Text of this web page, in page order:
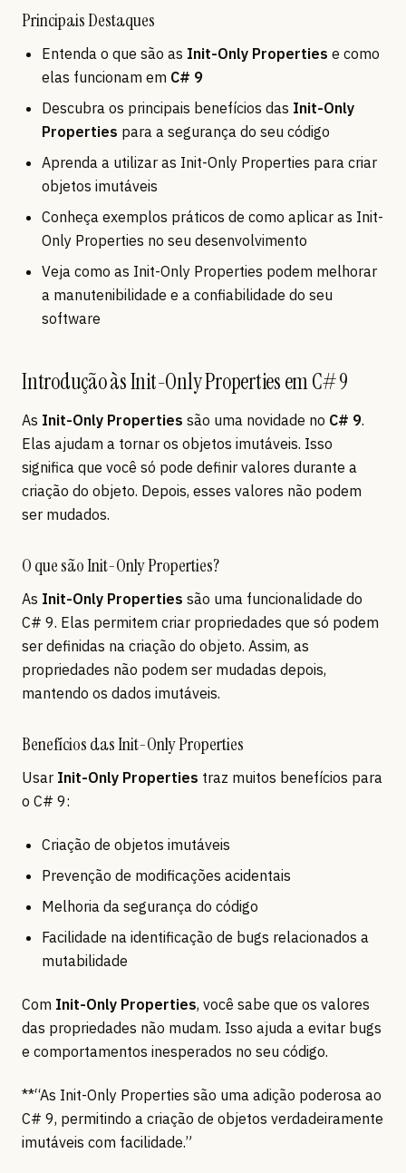
Principais Destaques
Entenda o que são as Init-Only Properties e como
elas funcionam em C# 9
Descubra os principais benefícios das Init-Only
Properties para a segurança do seu código
Aprenda a utilizar as Init-Only Properties para criar
objetos imutáveis
Conheça exemplos práticos de como aplicar as Init-
Only Properties no seu desenvolvimento
Veja como as Init-Only Properties podem melhorar
a manutenibilidade e a confiabilidade do seu
software
Introdução às Init-Only Properties em C# 9
As Init-Only Properties são uma novidade no C# 9.
Elas ajudam a tornar os objetos imutáveis. Isso
significa que você só pode definir valores durante a
criação do objeto. Depois, esses valores não podem
ser mudados.
O que são Init-Only Properties?
As Init-Only Properties são uma funcionalidade do
C# 9. Elas permitem criar propriedades que só podem
ser definidas na criação do objeto. Assim, as
propriedades não podem ser mudadas depois,
mantendo os dados imutáveis.
Benefícios das Init-Only Properties
Usar Init-Only Properties traz muitos benefícios para
o C# 9:
Criação de objetos imutáveis
Prevenção de modificações acidentais
Melhoria da segurança do código
Facilidade na identificação de bugs relacionados a
mutabilidade
Com Init-Only Properties, você sabe que os valores
das propriedades não mudam. Isso ajuda a evitar bugs
e comportamentos inesperados no seu código.
**“As Init-Only Properties são uma adição poderosa ao
C# 9, permitindo a criação de objetos verdadeiramente
imutáveis com facilidade.”